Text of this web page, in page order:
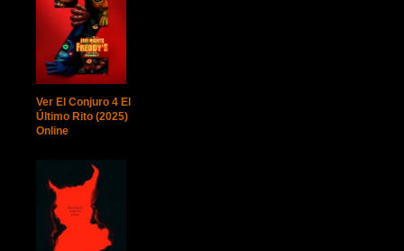
Ver El Conjuro 4 El
Último Rito (2025)
Online